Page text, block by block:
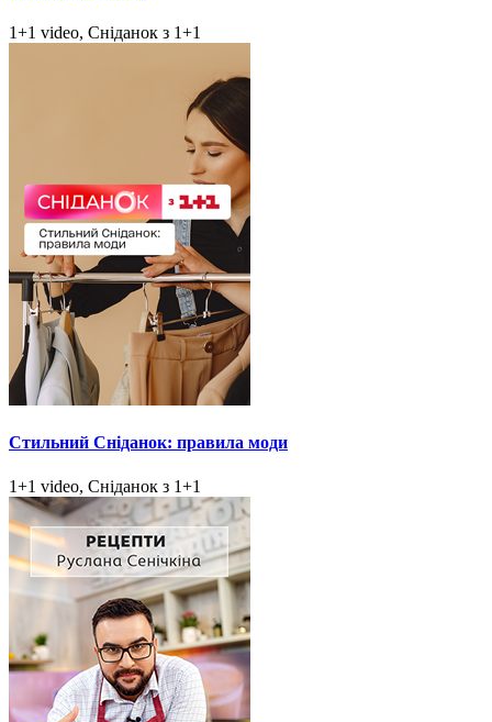
1+1 video, Сніданок з 1+1
Стильний Сніданок: правила моди
1+1 video, Сніданок з 1+1